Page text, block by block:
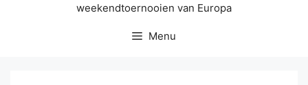
weekendtoernooien van Europa
Menu